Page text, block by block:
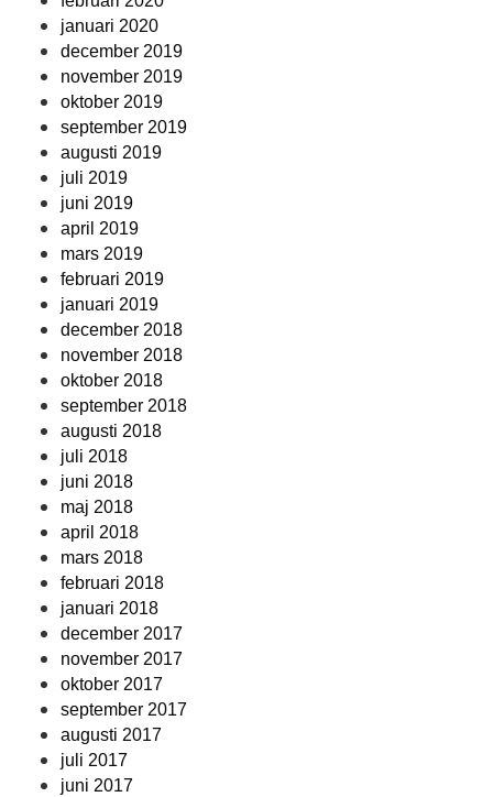
januari 2020
december 2019
november 2019
oktober 2019
september 2019
augusti 2019
juli 2019
juni 2019
april 2019
mars 2019
februari 2019
januari 2019
december 2018
november 2018
oktober 2018
september 2018
augusti 2018
juli 2018
juni 2018
maj 2018
april 2018
mars 2018
februari 2018
januari 2018
december 2017
november 2017
oktober 2017
september 2017
augusti 2017
juli 2017
juni 2017